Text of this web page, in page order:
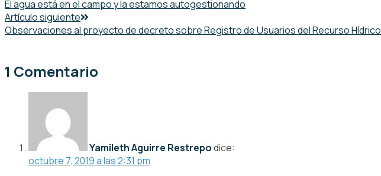
El agua está en el campo y la estamos autogestionando
Artículo siguiente
Observaciones al proyecto de decreto sobre Registro de Usuarios del Recurso Hídrico
1 Comentario
Yamileth Aguirre Restrepodice:
octubre 7, 2019 a las 2:31 pm